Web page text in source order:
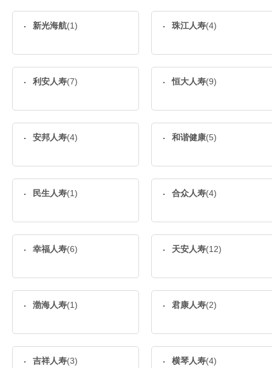
新光海航(1) 珠江人寿(4)
利安人寿(7) 恒大人寿(9)
安邦人寿(4) 和谐健康(5)
民生人寿(1) 合众人寿(4)
幸福人寿(6) 天安人寿(12)
渤海人寿(1) 君康人寿(2)
吉祥人寿(3) 横琴人寿(4)